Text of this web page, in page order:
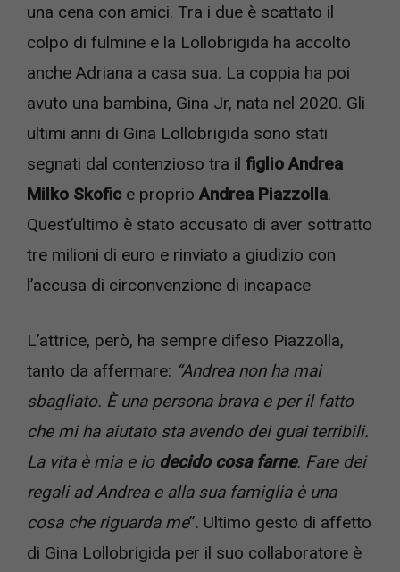
una cena con amici. Tra i due è scattato il
colpo di fulmine e la Lollobrigida ha accolto
anche Adriana a casa sua. La coppia ha poi
avuto una bambina, Gina Jr, nata nel 2020. Gli
ultimi anni di Gina Lollobrigida sono stati
segnati dal contenzioso tra il figlio Andrea
Milko Skofic e proprioAndrea Piazzolla.
Quest’ultimo è stato accusato di aver sottratto
tre milioni di euro e rinviato a giudizio con
l’accusa di circonvenzione di incapace
L’attrice, però, ha sempre difeso Piazzolla,
tanto da affermare: “Andrea non ha mai
sbagliato. È una persona brava e per il fatto
che mi ha aiutato sta avendo dei guai terribili.
La vita è mia e io decido cosa farne. Fare dei
regali ad Andrea e alla sua famiglia è una
cosa che riguarda me”. Ultimo gesto di affetto
di Gina Lollobrigida per il suo collaboratore è